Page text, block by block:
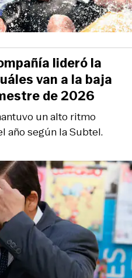
un alto ritmo
año según la Subtel.
lideró la
van a la baja
de 2026